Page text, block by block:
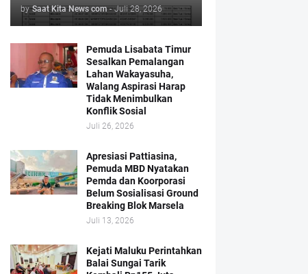
by Saat Kita News com - Juli 28, 2026
Pemuda Lisabata Timur
Sesalkan Pemalangan
Lahan Wakayasuha,
Walang Aspirasi Harap
Tidak Menimbulkan
Konflik Sosial
Juli 26, 2026
Apresiasi Pattiasina,
Pemuda MBD Nyatakan
Pemda dan Koorporasi
Belum Sosialisasi Ground
Breaking Blok Marsela
Juli 13, 2026
Kejati Maluku Perintahkan
Balai Sungai Tarik